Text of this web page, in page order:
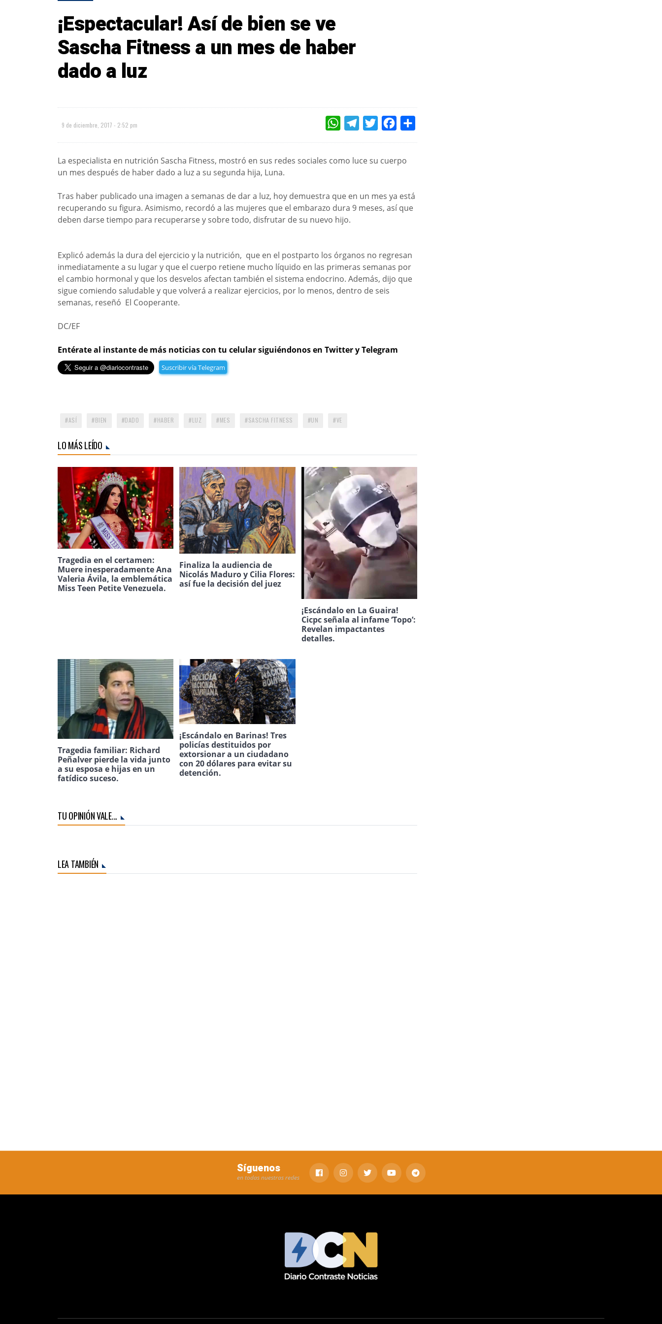
¡Espectacular! Así de bien se ve
Sascha Fitness a un mes de haber
dado a luz
9 de diciembre, 2017 - 2:52 pm WHATSAPPTELEGRAMTWITTERFACEBOOK
La especialista en nutrición Sascha Fitness, mostró en sus redes sociales como luce su cuerpo
un mes después de haber dado a luz a su segunda hija, Luna.
Tras haber publicado una imagen a semanas de dar a luz, hoy demuestra que en un mes ya está
recuperando su figura. Asimismo, recordó a las mujeres que el embarazo dura 9 meses, así que
deben darse tiempo para recuperarse y sobre todo, disfrutar de su nuevo hijo.
Explicó además la dura del ejercicio y la nutrición, que en el postparto los órganos no regresan
inmediatamente a su lugar y que el cuerpo retiene mucho líquido en las primeras semanas por
el cambio hormonal y que los desvelos afectan también el sistema endocrino. Además, dijo que
sigue comiendo saludable y que volverá a realizar ejercicios, por lo menos, dentro de seis
semanas, reseñó El Cooperante.
DC/EF
Entérate al instante de más noticias con tu celular siguiéndonos en Twitter y Telegram
Suscribir vía Telegram
ASÍ BIEN DADO HABER LUZ MES SASCHA FITNESS UN VE
LO MÁS LEÍDO
Tragedia en el certamen:
Muere inesperadamente Ana
Valeria Ávila, la emblemática
Miss Teen Petite Venezuela.
Finaliza la audiencia de
Nicolás Maduro y Cilia Flores:
así fue la decisión del juez
¡Escándalo en La Guaira!
Cicpc señala al infame ‘Topo’:
Revelan impactantes
detalles.
Tragedia familiar: Richard
Peñalver pierde la vida junto
a su esposa e hijas en un
fatídico suceso.
¡Escándalo en Barinas! Tres
policías destituidos por
extorsionar a un ciudadano
con 20 dólares para evitar su
detención.
TU OPINIÓN VALE...
LEA TAMBIÉN
Síguenos
en todas nuestras redes